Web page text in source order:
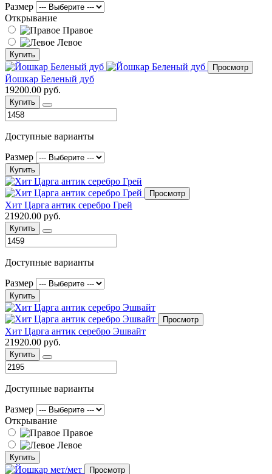
Размер
Открывание
Правое
Левое
Купить
Просмотр
Йошкар Беленый дуб
19200.00 руб.
Купить
Доступные варианты
Размер
Купить
Просмотр
Хит Царга антик серебро Грей
21920.00 руб.
Купить
Доступные варианты
Размер
Купить
Просмотр
Хит Царга антик серебро Эшвайт
21920.00 руб.
Купить
Доступные варианты
Размер
Открывание
Правое
Левое
Купить
Просмотр